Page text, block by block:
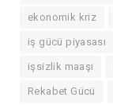
ekonomik kriz
iş gücü piyasası
işsizlik maaşı
Rekabet Gücü